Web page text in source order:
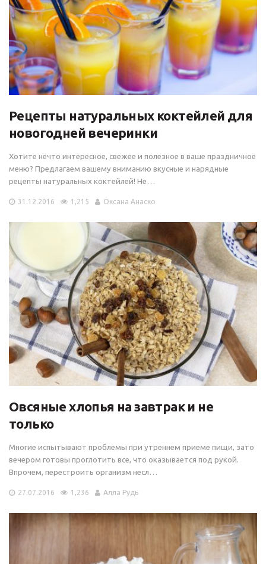
Рецепты натуральных коктейлей для
новогодней вечеринки
Хотите нечто интересное, свежее и полезное в ваше праздничное
меню? Предлагаем вашему вниманию вкусные и нарядные
рецепты натуральных коктейлей! Не…
31.12.2016 1,215 Оксана Анаско
Овсяные хлопья на завтрак и не
только
Многие испытывают проблемы при утреннем приеме пищи, зато
вечером готовы проглотить все, что оказывается под рукой.
Впрочем, перестроить организм несл…
27.07.2016 1,236 Алла Рудь